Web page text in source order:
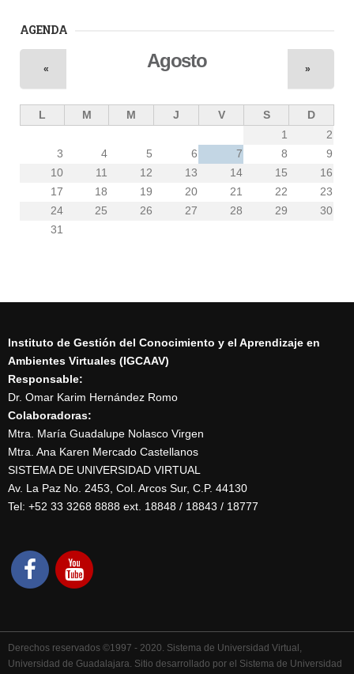
AGENDA
Agosto
« »
L M M J V S
D
1
2
3
4 5 6 7 8
9
10
11 12 13 14 15
16
17
18 19 20 21 22
23
24
25 26 27 28 29
30
31
Instituto de Gestión del Conocimiento y el Aprendizaje en
Ambientes Virtuales (IGCAAV)
Responsable:
Dr. Omar Karim Hernández Romo
Colaboradoras:
Mtra. María Guadalupe Nolasco Virgen
Mtra. Ana Karen Mercado Castellanos
SISTEMA DE UNIVERSIDAD VIRTUAL
Av. La Paz No. 2453, Col. Arcos Sur, C.P. 44130
Tel: +52 33 3268 8888‏ ext. 18848 / 18843 / 18777
Derechos reservados ©1997 - 2020. Sistema de Universidad Virtual,
Universidad de Guadalajara. Sitio desarrollado por el Sistema de Universidad